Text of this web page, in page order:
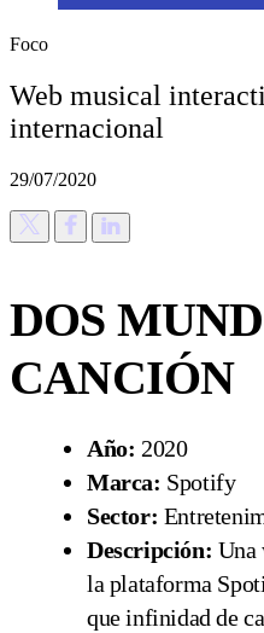
Foco
Web musical
internacional
29/07/2020
DOS
CANCIÓN
Año: 2020
Marca: Spotify
Sector:
Descripción: Una
la plataforma
que infinidad de